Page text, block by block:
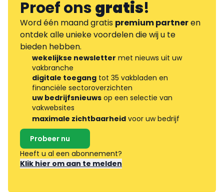
Proef onsgratis!
Word één maand gratis premium partneren
ontdek alle unieke voordelen die wij u te
bieden hebben.
wekelijkse newsletter met nieuws uit uw
vakbranche
digitale toegang tot 35 vakbladen en
financiële sectoroverzichten
uw bedrijfsnieuws op een selectie van
vakwebsites
maximale zichtbaarheid voor uw bedrijf
Probeer nu
Heeft u al een abonnement?
Klik hier om aan te melden